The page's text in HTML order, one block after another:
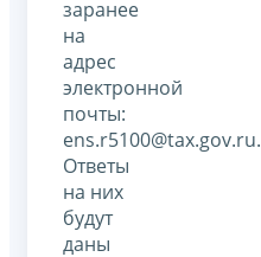
заранее
на
адрес
электронной
почты:
ens.r5100@tax.gov.ru.
Ответы
на них
будут
даны